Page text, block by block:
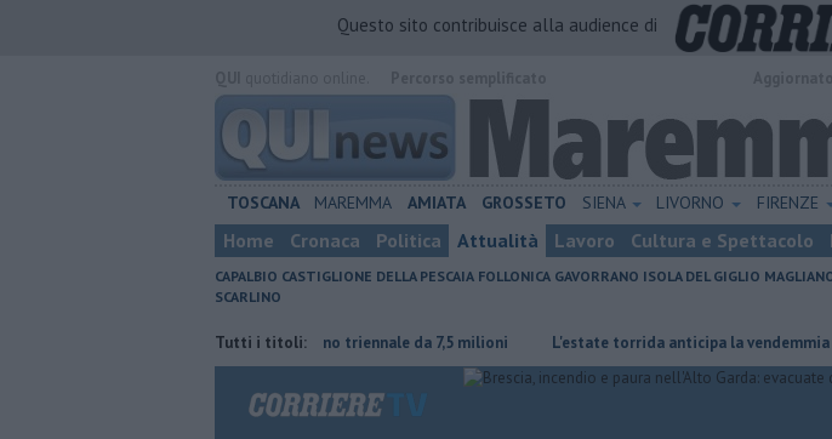
Questo sito contribuisce alla audience di
TOSCANA MAREMMA AMIATA GROSSETO SIENA LIVORNO FIRENZE
Home Cronaca Politica Attualità Lavoro Cultura e Spettacolo
CAPALBIO CASTIGLIONE DELLA PESCAIA FOLLONICA GAVORRANO ISOLA DEL GIGLIO
SCARLINO
Tutti i titoli:
Porti regionali, piano triennale da 7,5 milioni L'estate torrida anticipa la vendemmia